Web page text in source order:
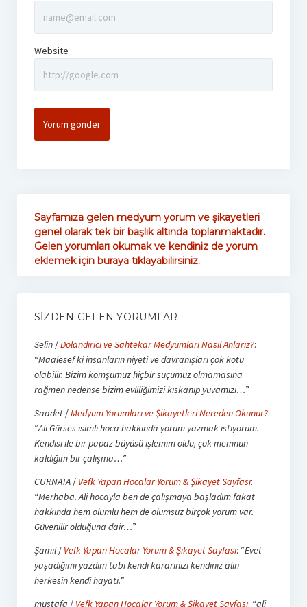
Website
Sayfamıza gelen medyum yorum ve şikayetleri
genel olarak tek bir başlık altında toplanmaktadır.
Gelen yorumları okumak ve kendiniz de yorum
eklemek için buraya tıklayabilirsiniz.
SIZDEN GELEN YORUMLAR
Selin/Dolandırıcı ve Sahtekar Medyumları Nasıl Anlarız?:
“Maalesef ki insanların niyeti ve davranışları çok kötü
olabilir. Bizim komşumuz hiçbir suçumuz olmamasına
rağmen nedense bizim evliliğimizi kıskanıp yuvamızı…”
Saadet/Medyum Yorumları ve Şikayetleri Nereden Okunur?:
“Ali Gürses isimli hoca hakkında yorum yazmak istiyorum.
Kendisi ile bir papaz büyüsü işlemim oldu, çok memnun
kaldığım bir çalışma…”
CURNATA/ Vefk Yapan Hocalar Yorum & Şikayet Sayfası:
“Merhaba. Ali hocayla ben de çalışmaya başladım fakat
hakkında hem olumlu hem de olumsuz birçok yorum var.
Güvenilir olduğuna dair…”
Şamil/ Vefk Yapan Hocalar Yorum & Şikayet Sayfası: “Evet
yaşadığımı yazdım tabi kendi kararınızı kendiniz alın
herkesin kendi hayatı.”
mustafa / Vefk Yapan Hocalar Yorum & Şikayet Sayfası: “ali